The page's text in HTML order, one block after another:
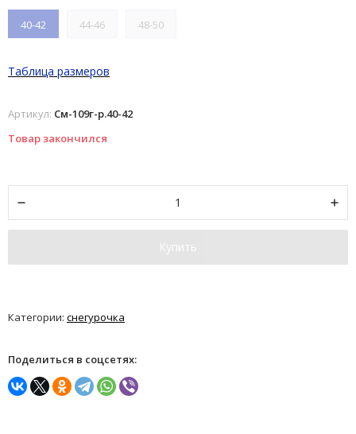
40-42 44-46 48-50
Таблица размеров
Артикул: См-109г-р.40-42
Товар закончился
Купить
Категории: снегурочка
Поделиться в соцсетях: